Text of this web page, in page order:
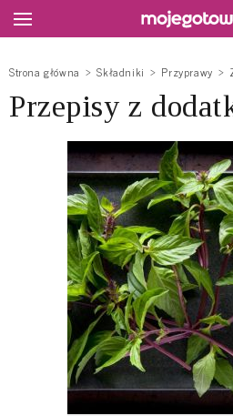
Strona główna Składniki Przyprawy
Przepisy z